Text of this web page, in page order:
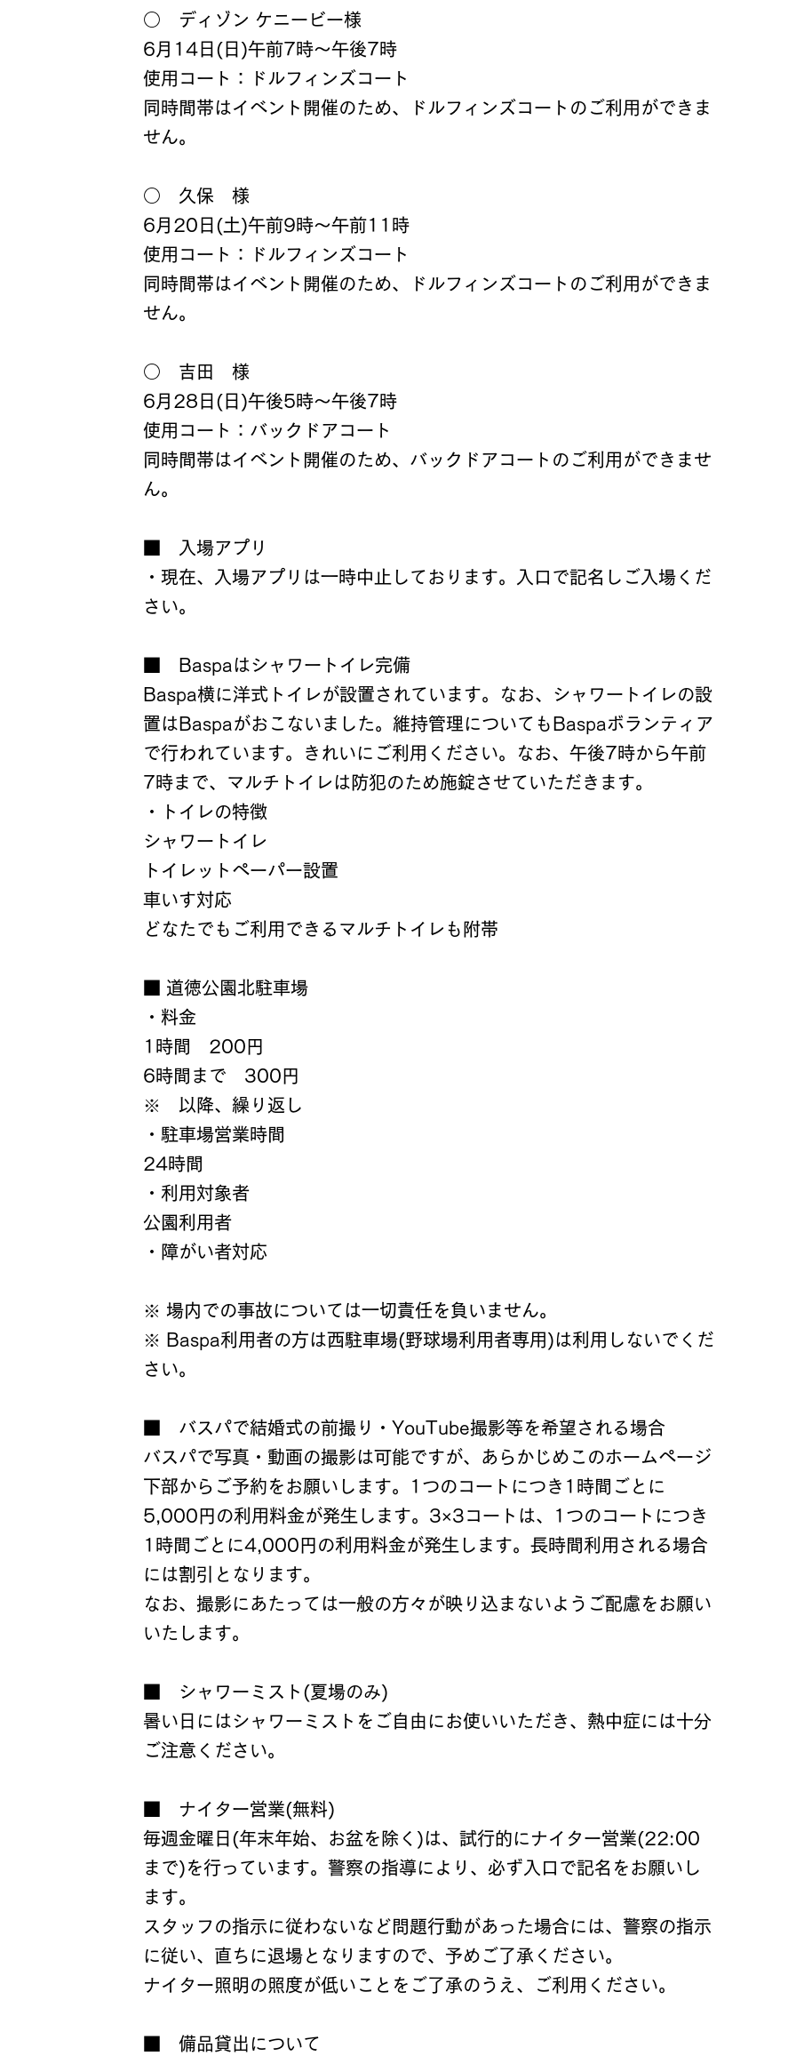
○ ディゾン ケニービー様
6月14日(日)午前7時～午後7時
​使用コート：ドルフィンズコート
​同時間帯はイベント開催のため、ドルフィンズコートのご利用ができま
せん。
○ 久保 様
6月20日(土)午前9時～午前11時
​使用コート：ドルフィンズコート
​同時間帯はイベント開催のため、ドルフィンズコートのご利用ができま
せん。
○ 吉田 様
6月28日(日)午後5時～午後7時
​使用コート：バックドアコート
​同時間帯はイベント開催のため、バックドアコートのご利用ができませ
ん。
■ 入場アプリ
・現在、入場アプリは一時中止しております。入口で記名しご入場くだ
さい。
Baspaはシャワートイレ完備
Baspa横に洋式トイレが設置されています。なお、シャワートイレの設
置はBaspaがおこないました。維持管理についてもBaspaボランティア
で行われています。きれいにご利用ください。なお、午後7時から午前
7時まで、マルチトイレは防犯のため施錠させていただきます。
・トイレの特徴
シャワートイレ
トイレットペーパー設置
車いす対応
どなたでもご利用できるマルチトイレも附帯
■ 道徳公園北駐車場
・料金
1時間 200円
6時間まで 300円
※ 以降、繰り返し
・駐車場営業時間
​24時間
・利用対象者
公園利用者
・障がい者対応
※ 場内での事故については一切責任を負いません。
※ Baspa利用者の方は西駐車場(野球場利用者専用)は利用しないでくだ
さい。
■ バスパで結婚式の前撮り・YouTube撮影等を希望される場合
​バスパで写真・動画の撮影は可能ですが、あらかじめこのホームページ
下部からご予約をお願いします。1つのコートにつき1時間ごとに
5,000円の利用料金が発生します。3×3コートは、1つのコートにつき
1時間ごとに4,000円の利用料金が発生します。長時間利用される場合
には割引となります。
なお、撮影にあたっては一般の方々が映り込まないようご配慮をお願い
いたします。
■ シャワーミスト(夏場のみ)
暑い日にはシャワーミストをご自由にお使いいただき、熱中症には十分
ご注意ください。
■ ナイター営業(無料)
毎週金曜日(年末年始、お盆を除く)は、試行的にナイター営業(22:00
まで)を行っています。警察の指導により、必ず入口で記名をお願いし
ます。
スタッフの指示に従わないなど問題行動があった場合には、警察の指示
に従い、直ちに退場となりますので、予めご了承ください。
​ナイター照明の照度が低いことをご了承のうえ、ご利用ください。
■ 備品貸出について